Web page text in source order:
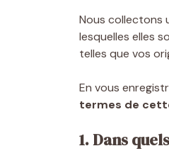
Nous collectons
lesquelles elles
telles que vos
En vous
termes de
1. Dans